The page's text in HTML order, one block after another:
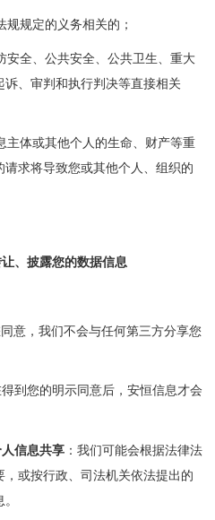
规规定的义务相关的；
安全、公共安全、公共卫生、重大
、审判和执行判决等直接相关
主体或其他个人的生命、财产等重
求将导致您或其他个人、组织的
、披露您的数据信息
意，我们不会与任何第三方分享您
到您的明示同意后，安恒信息才会
信息共享 ：我们可能会根据法律法
或按行政、司法机关依法提出的